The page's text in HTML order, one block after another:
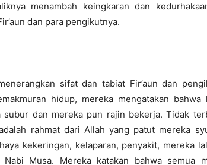
menambah keingkaran dan
dan para pengikutnya.
sifat dan tabiat Fir’aun dan
hidup, mereka mengatakan
subur dan mereka pun rajin bekerja. Tidak
rahmat dari Allah yang patut mereka
kekeringan, kelaparan, penyakit, mereka
Musa. Mereka katakan bahwa semua